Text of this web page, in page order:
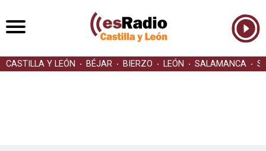
CASTILLA Y LEÓN BÉJAR BIERZO LEÓN SALAMANCA